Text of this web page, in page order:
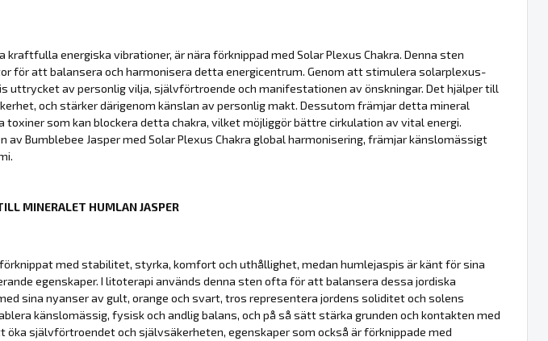
kraftfulla energiska vibrationer, är nära förknippad med Solar Plexus Chakra. Denna sten
för att balansera och harmonisera detta energicentrum. Genom att stimulera solarplexus-
uttrycket av personlig vilja, självförtroende och manifestationen av önskningar. Det hjälper till
och stärker därigenom känslan av personlig makt. Dessutom främjar detta mineral
toxiner som kan blockera detta chakra, vilket möjliggör bättre cirkulation av vital energi.
Bumblebee Jasper med Solar Plexus Chakra global harmonisering, främjar känslomässigt
MINERALET HUMLAN JASPER
med stabilitet, styrka, komfort och uthållighet, medan humlejaspis är känt för sina
egenskaper. I litoterapi används denna sten ofta för att balansera dessa jordiska
sina nyanser av gult, orange och svart, tros representera jordens soliditet och solens
känslomässig, fysisk och andlig balans, och på så sätt stärka grunden och kontakten med
självförtroendet och självsäkerheten, egenskaper som också är förknippade med